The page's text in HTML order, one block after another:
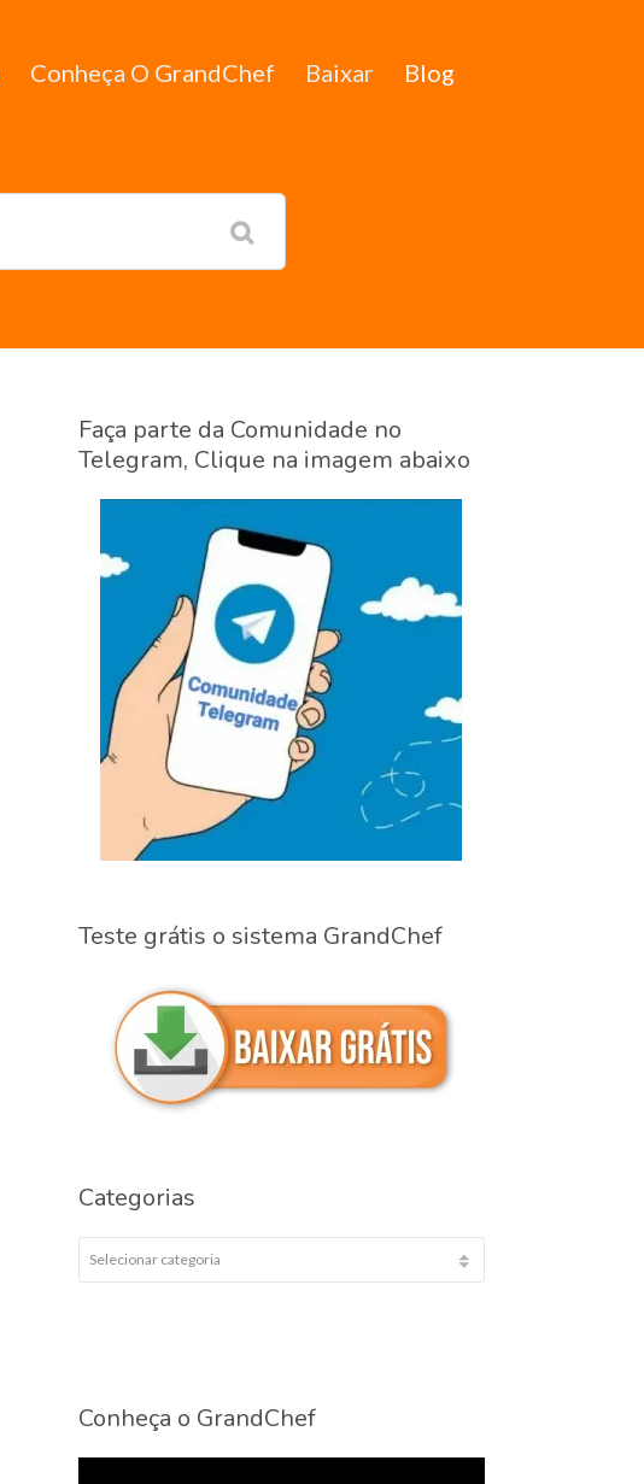
Conheça O GrandChef Baixar Blog
Faça parte da Comunidade no
Telegram, Clique na imagem abaixo
Teste grátis o sistema GrandChef
Categorias
Conheça o GrandChef